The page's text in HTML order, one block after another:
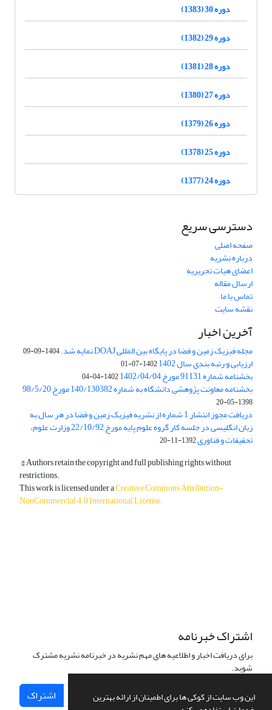
این وب سایت از کوکی ها برای اطمینان از ارائه بهترین
دوره 30 (1383)
دوره 29 (1382)
دوره 28 (1381)
دوره 27 (1380)
دوره 26 (1379)
دوره 25 (1378)
دوره 24 (1377)
دسترسی سریع
صفحه اصلی
درباره نشریه
اعضای هیات تحریریه
ارسال مقاله
تماس با ما
نقشه سایت
آخرین اخبار
مجله فیزیک زمین و فضا در پایگاه بین المللی DOAJ نمایه شد. 1404-09-09
ارزیابی و رتبه بندی سال 1402 1402-07-01
بخشنامه شماره 91131 مورخ 1402/04/04 1402-04-04
بخشنامه معاونت پژوهشی دانشگاه به شماره 140/130382 مورخ 98/5/20
1398-05-20
دریافت مجوز انتشار 1 شماره از نشریه فیزیک زمین و فضا در هر سال به
زبان انگلیسی در جلسه کار گروه علوم پایه مورخ 22/10/92 وزارت علوم،
تحقیقات و فناوری1392-11-20
© Authors retain the copyright and full publishing rights without
restrictions.
This work is licensed under aCreative Commons Attribution-
NonCommercial 4.0 International License.
اشتراک خبرنامه
برای دریافت اخبار و اطلاعیه های مهم نشریه در خبرنامه نشریه مشترک
شوید.
اشتراک